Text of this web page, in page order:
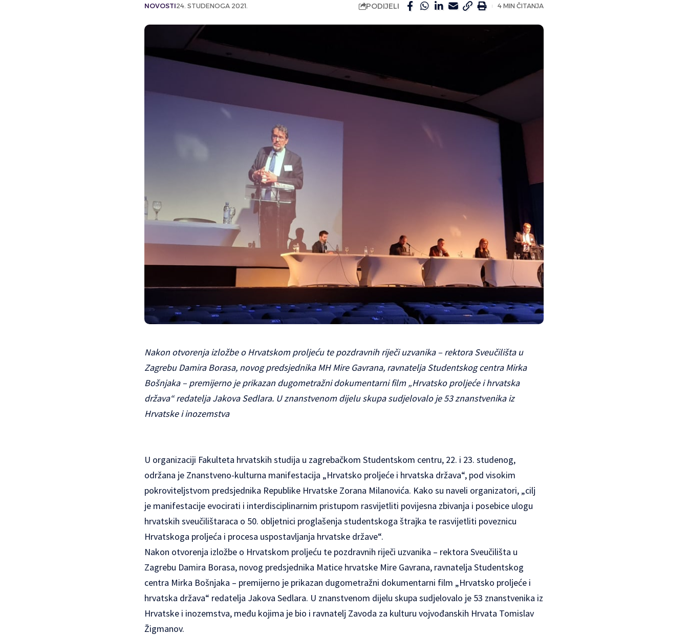
NOVOSTI24. STUDENOGA 2021. PODIJELI 4 MIN ČITANJA
Nakon otvorenja izložbe o Hrvatskom proljeću te pozdravnih riječi uzvanika – rektora Sveučilišta u
Zagrebu Damira Borasa, novog predsjednika MH Mire Gavrana, ravnatelja Studentskog centra Mirka
Bošnjaka – premijerno je prikazan dugometražni dokumentarni film „Hrvatsko proljeće i hrvatska
država“ redatelja Jakova Sedlara. U znanstvenom dijelu skupa sudjelovalo je 53 znanstvenika iz
Hrvatske i inozemstva
U organizaciji Fakulteta hrvatskih studija u zagrebačkom Studentskom centru, 22. i 23. studenog,
održana je Znanstveno-kulturna manifestacija „Hrvatsko proljeće i hrvatska država“, pod visokim
pokroviteljstvom predsjednika Republike Hrvatske Zorana Milanovića. Kako su naveli organizatori, „cilj
je manifestacije evocirati i interdisciplinarnim pristupom rasvijetliti povijesna zbivanja i posebice ulogu
hrvatskih sveučilištaraca o 50. obljetnici proglašenja studentskoga štrajka te rasvijetliti poveznicu
Hrvatskoga proljeća i procesa uspostavljanja hrvatske države“.
Nakon otvorenja izložbe o Hrvatskom proljeću te pozdravnih riječi uzvanika – rektora Sveučilišta u
Zagrebu Damira Borasa, novog predsjednika Matice hrvatske Mire Gavrana, ravnatelja Studentskog
centra Mirka Bošnjaka – premijerno je prikazan dugometražni dokumentarni film „Hrvatsko proljeće i
hrvatska država“ redatelja Jakova Sedlara. U znanstvenom dijelu skupa sudjelovalo je 53 znanstvenika iz
Hrvatske i inozemstva, među kojima je bio i ravnatelj Zavoda za kulturu vojvođanskih Hrvata Tomislav
Žigmanov.